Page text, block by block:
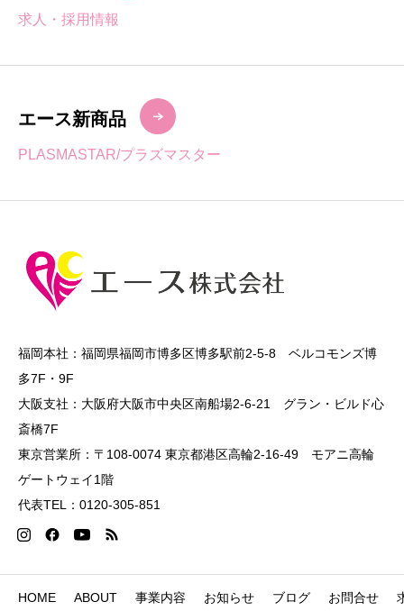
求人・採用情報
エース新商品
PLASMASTAR/プラズマスター
福岡本社：福岡県福岡市博多区博多駅前2-5-8 ベルコモンズ博
多7F・9F
大阪支社：大阪府大阪市中央区南船場2-6-21 グラン・ビルド心
斎橋7F
東京営業所：〒108-0074 東京都港区高輪2-16-49 モアニ高輪
ゲートウェイ1階
代表TEL：0120-305-851
HOME ABOUT 事業内容 お知らせ ブログ お問合せ